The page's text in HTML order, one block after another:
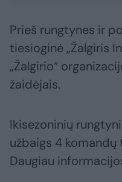
Prieš rungtynes ir
tiesioginė „Žalgiris
„Žalgirio“
žaidėjais.
Ikisezoninių
užbaigs 4 komandų
Daugiau